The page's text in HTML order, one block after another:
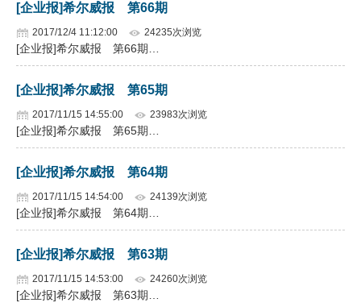
[企业报]希尔威报 第66期
2017/12/4 11:12:00 24235次浏览
[企业报]希尔威报 第66期…
[企业报]希尔威报 第65期
2017/11/15 14:55:00 23983次浏览
[企业报]希尔威报 第65期…
[企业报]希尔威报 第64期
2017/11/15 14:54:00 24139次浏览
[企业报]希尔威报 第64期…
[企业报]希尔威报 第63期
2017/11/15 14:53:00 24260次浏览
[企业报]希尔威报 第63期…